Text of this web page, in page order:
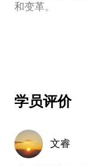
和变革。
学员评价
文睿